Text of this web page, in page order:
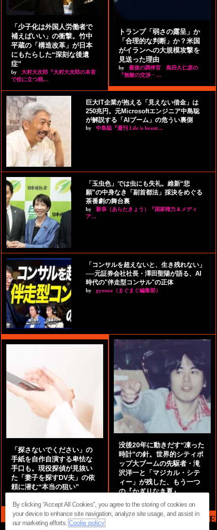
「少子化は外国人労働者で
補えばいい」の衝撃。竹中
平蔵の「構造改革」が日本
にもたらした“深刻な後遺
症”
by
大村大次郎『大村大次郎の本音
で役に立つ税…
トランプ「弱さの露呈」か
「合理的な判断」か？米国
がイランへの大規模攻撃を
見送った理由
by
最後の調停官 島田久仁彦の
『無敵の交渉・…
巨大IT企業が抱える「見えない借金」は
250兆円。元Microsoftエンジニア中島聡
が解説する「AIブーム」の危うい裏側
by 中島聡『週刊 Life is beaut…
「玉虫色」では虫にも失礼。維新“悲
願”の中身なき「副首都法」採決をめぐる
茶番劇の舞台裏
by
新恭（あらたきょう）『国家権力＆メディ
ア…
「コンサルを超えないと、生き残れない」
──元証券会社社長・澤田聖陽が語る、AI
時代の"伴走型コンサル"の正体
by gyouza（まぐまぐ編集部）
「探さないでください」の
手紙を自作自演する卑怯な
手口も。現役探偵が見抜い
た「妻子を探すDV夫」の依
頼に潜む“本当の狙い”
没後20年に動きだす“凍った
時計”の針。世界的シティポ
ップ大ブームの先駆者・滝
沢洋一と「マジカル・シテ
ィー」が残した、もう一つ
の『かぎりなき夏』
MAG2 NEWS HEADLINE
By clicking “Accept All Cookies”, you agree to the storing of cookies on
your device to enhance site navigation, analyze site usage, and assist in
our marketing efforts.Coolie policy